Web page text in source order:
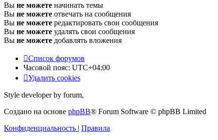
Вы не можете начинать темы
Вы не можете отвечать на сообщения
Вы не можете редактировать свои сообщения
Вы не можете удалять свои сообщения
Вы не можете добавлять вложения
Список форумов
Часовой пояс: UTC+04:00
Удалить cookies
Style developer by forum,
Создано на основе phpBB® Forum Software © phpBB Limited
Конфиденциальность | Правила